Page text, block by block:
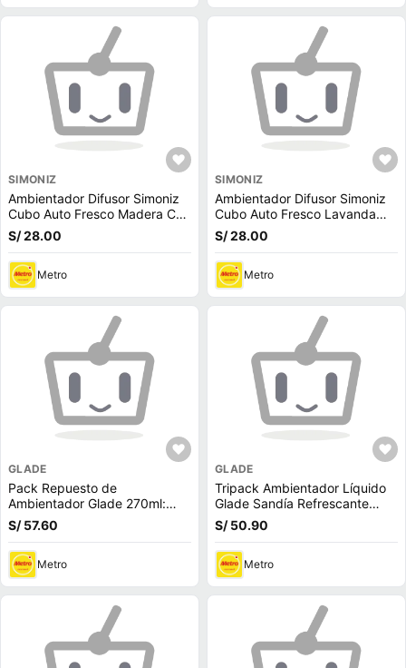
SIMONIZ
Ambientador Difusor Simoniz
Cubo Auto Fresco Madera Can
5ml
S/ 28.00
Metro
SIMONIZ
Ambientador Difusor Simoniz
Cubo Auto Fresco Lavanda
5ml
S/ 28.00
Metro
GLADE
Pack Repuesto de
Ambientador Glade 270ml:
Jingle Pear + Merry Berry
S/ 57.60
Metro
GLADE
Tripack Ambientador Líquido
Glade Sandía Refrescante
Repuesto 21ml
S/ 50.90
Metro